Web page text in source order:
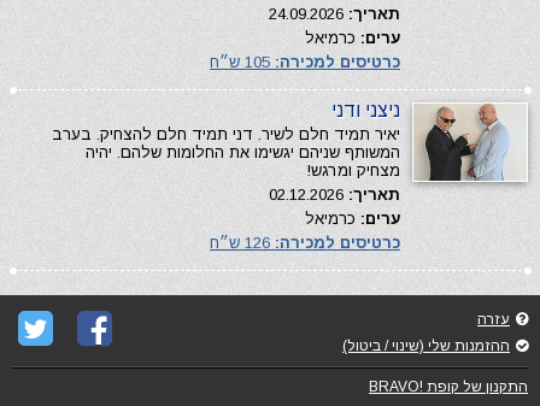
תאריך:
ערים: כרמיאל
כרטיסים למכירה:
ניצני ודני
יאיר תמיד חלם לשיר. דני תמיד חלם להצחיק. בערב
המשותף שניהם יגשימו את החלומות שלהם. יהיה
מצחיק ומרגש!
תאריך:
ערים: כרמיאל
כרטיסים למכירה:
עזרה
ההזמנות שלי (שינוי / ביטול)
התקנון של קופת !BRAVO